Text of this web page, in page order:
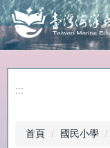
跳
到
主
要
內
:::
首頁 國民小學